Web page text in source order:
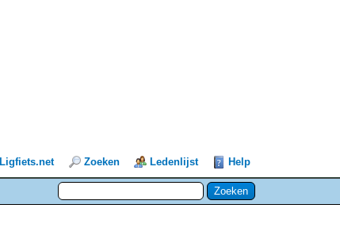
Ligfiets.net Zoeken Ledenlijst Help